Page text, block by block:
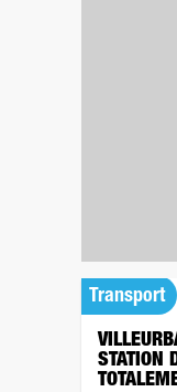
Transport
STATION